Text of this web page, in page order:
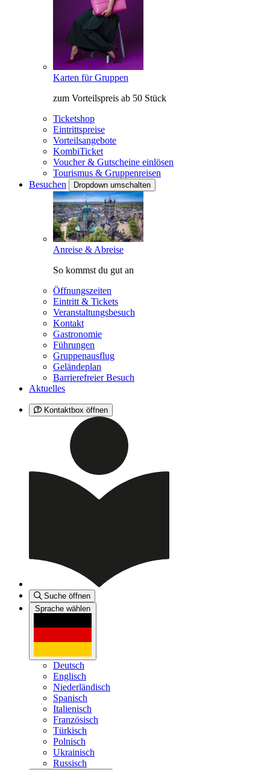
Karten für Gruppen
zum Vorteilspreis ab 50 Stück
Ticketshop
Eintrittspreise
Vorteilsangebote
KombiTicket
Voucher & Gutscheine einlösen
Tourismus & Gruppenreisen
Besuchen
Dropdown umschalten
Anreise & Abreise
So kommst du gut an
Öffnungszeiten
Eintritt & Tickets
Veranstaltungsbesuch
Kontakt
Gastronomie
Führungen
Gruppenausflug
Geländeplan
Barrierefreier Besuch
Aktuelles
Kontaktbox öffnen
Suche öffnen
Sprache wählen
Deutsch
Englisch
Niederländisch
Spanisch
Italienisch
Französisch
Türkisch
Polnisch
Ukrainisch
Russisch